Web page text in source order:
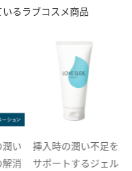
るラブコスメ商品
い
消
挿入時の潤い不足を
サポートするジェル